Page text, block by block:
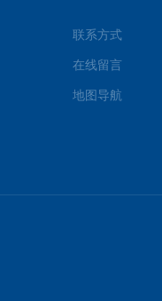
联系方式
在线留言
地图导航